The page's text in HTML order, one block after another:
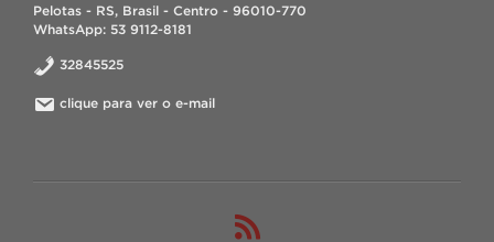
Pelotas - RS, Brasil - Centro - 96010-770
WhatsApp: 53 9112-8181
32845525
clique para ver o e-mail